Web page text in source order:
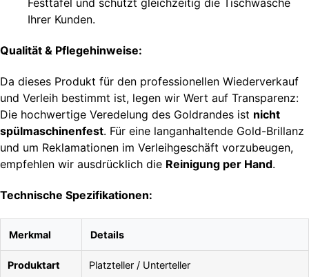
Ihrer Kunden.
Qualität & Pflegehinweise:
Da dieses Produkt für den professionellen Wiederverkauf
und Verleih bestimmt ist, legen wir Wert auf Transparenz:
Die hochwertige Veredelung des Goldrandes ist nicht
spülmaschinenfest. Für eine langanhaltende Gold-Brillanz
und um Reklamationen im Verleihgeschäft vorzubeugen,
empfehlen wir ausdrücklich die Reinigung per Hand.
Technische Spezifikationen:
Merkmal Details
Produktart Platzteller / Unterteller